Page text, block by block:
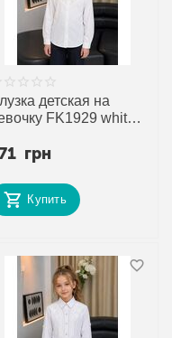
детская на
FK1929 white
оптом от
грн
Купить